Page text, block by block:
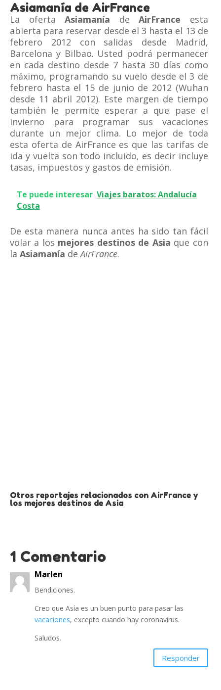
Asiamanía de AirFrance
La ofertaAsiamanía deAirFrance esta
abierta para reservar desde el 3 hasta el 13 de
febrero 2012 con salidas desde Madrid,
Barcelona y Bilbao. Usted podrá permanecer
en cada destino desde 7 hasta 30 días como
máximo, programando su vuelo desde el 3 de
febrero hasta el 15 de junio de 2012 (Wuhan
desde 11 abril 2012). Este margen de tiempo
también le permite esperar a que pase el
invierno para programar sus vacaciones
durante un mejor clima. Lo mejor de toda
esta oferta de AirFrance es que las tarifas de
ida y vuelta son todo incluido, es decir incluye
tasas, impuestos y gastos de emisión.
Te puede interesar Viajes baratos: Andalucía
Costa
De esta manera nunca antes ha sido tan fácil
volar a los mejores destinos de Asia que con
la Asiamanía deAirFrance.
Otros reportajes relacionados con AirFrance y
los mejores destinos de Asia
1 Comentario
Marlen
Bendiciones.
Creo que Asía es un buen punto para pasar las
vacaciones, excepto cuando hay coronavirus.
Saludos.
Responder